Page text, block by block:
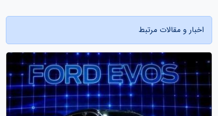
اخبار و مقالات مرتبط